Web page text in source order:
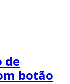
de
botão